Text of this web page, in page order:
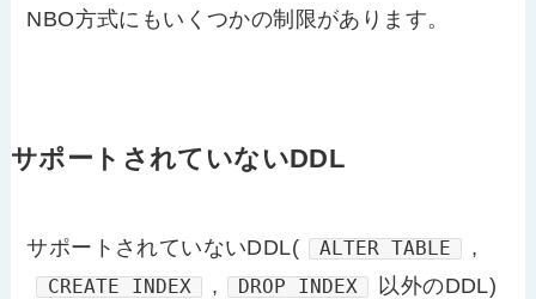
NBO方式にもいくつかの制限があります。
サポートされていないDDL
サポートされていないDDL( ALTER TABLE ,
CREATE INDEX , DROP INDEX 以外のDDL)